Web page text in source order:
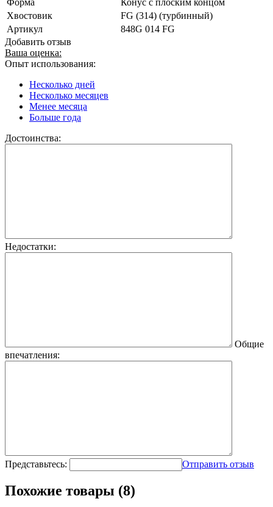
Хвостовик
FG (314) (турбинный)
Артикул
848G 014 FG
Добавить отзыв
Ваша оценка:
Опыт использования:
Несколько дней
Несколько месяцев
Менее месяца
Больше года
Достоинства:
Недостатки:
Общие
впечатления:
Представьтесь: Отправить отзыв
Похожие товары (8)